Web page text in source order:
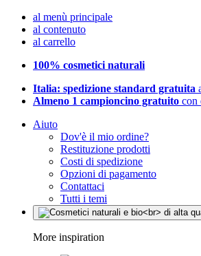
al menù principale
al contenuto
al carrello
100% cosmetici naturali
Italia: spedizione standard gratuita
Almeno 1 campioncino gratuito con
Aiuto
Dov'è il mio ordine?
Restituzione prodotti
Costi di spedizione
Opzioni di pagamento
Contattaci
Tutti i temi
More inspiration